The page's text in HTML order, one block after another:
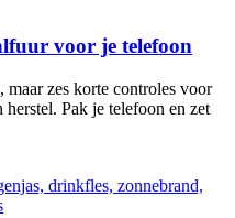
voor je telefoon
maar zes korte controles voor
Pak je telefoon en zet